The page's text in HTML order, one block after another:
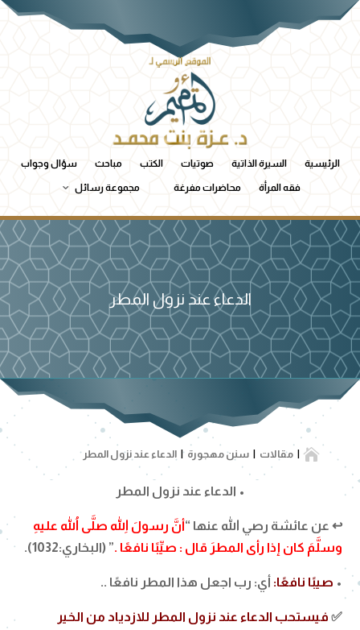
الرئيسية السيرة الذاتية صوتيات الكتب مباحث سؤال وجواب
فقه المرأة محاضرات مفرغة مجموعة رسائل
الدعاء عند نزول المطر
 مقالات سنن مهجورة الدعاء عند نزول المطر
• الدعاء عند نزول المطر
↩️ عن عائشة رصي الله عنها “أنَّ رسولَ اللهِ صلَّى اللهُ عليهِ
وسلَّمَ كان إذا رأى المطرَ قال : صيِّبًا نافعًا .” (البخاري:1032).
• صيبًا نافعًا: أي: رب اجعل هذا المطر نافعًا ..
✅ فيستحب الدعاء عند نزول المطر للازدياد من الخير